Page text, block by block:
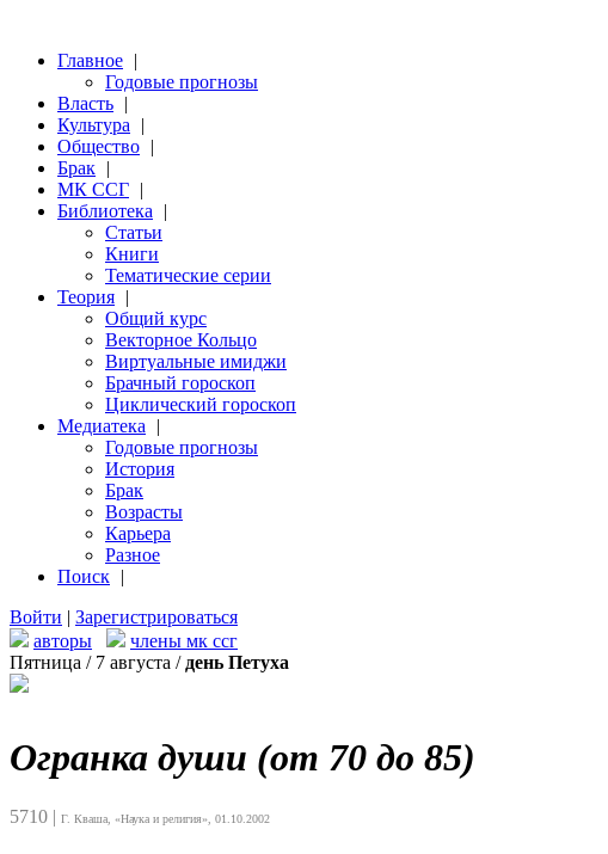
Главное |
Годовые прогнозы
Власть |
Культура
|
Общество |
Брак |
МК ССГ |
Библиотека
|
Статьи
Книги
Тематические серии
Теория |
Общий курс
Векторное Кольцо
Виртуальные имиджи
Брачный гороскоп
Циклический гороскоп
Медиатека
|
Годовые прогнозы
История
Брак
Возрасты
Карьера
Разное
Поиск |
Войти | Зарегистрироваться
авторы
члены мк ссг
Пятница / 7 августа / день Петуха
Огранка души (от 70 до 85)
5710 | Г. Кваша, «Наука и религия», 01.10.2002